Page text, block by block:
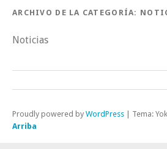
ARCHIVO DE LA CATEGORÍA:
Noticias
Proudly powered by WordPress Tema:
Arriba